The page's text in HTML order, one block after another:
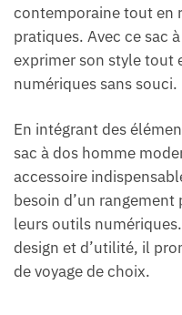
contemporaine tout en
pratiques. Avec ce sac
exprimer son style tout
numériques sans souci.
En intégrant des
sac à dos homme
accessoire
besoin d’un rangement
leurs outils
design et d’utilité, il
de voyage de choix.